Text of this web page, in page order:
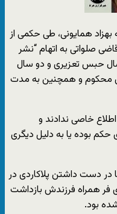
همایونی، طی حکمی از
قاضی صلواتی به اتهام “نشر
حبس تعزیری و دو سال
محکوم و همچنین به مدت
خاصی ندادند و
بوده یا به دلیل دیگری
نیز در تاریخ ۲۲ بهمن ماه ۹۶ با در دست داشتن پلاکاردی در
همراه فرزندش بازداشت